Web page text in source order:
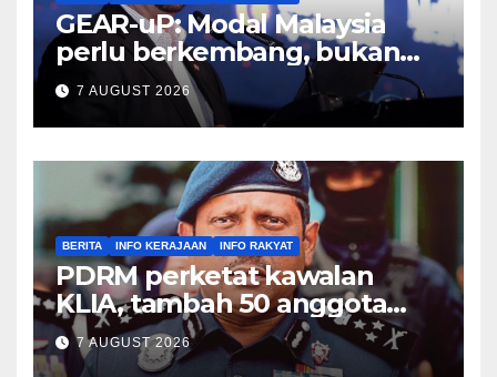
GEAR-uP: Modal Malaysia
perlu berkembang, bukan
sekadar beredar – Amir
Hamzah
7 AUGUST 2026
BERITA INFO KERAJAAN INFO RAKYAT
PDRM perketat kawalan
KLIA, tambah 50 anggota
PGA banteras seludup dadah
– Hussein Omar
7 AUGUST 2026